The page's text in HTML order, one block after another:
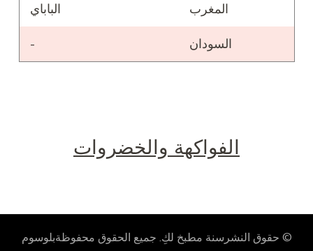
المغرب الباباي
السودان -
الفواكهة والخضروات
© حقوق النشرسنة مطبخ لكِ. جميع الحقوق محفوظةبلوسوم